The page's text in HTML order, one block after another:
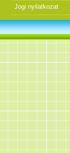
Jogi nyilatkozat